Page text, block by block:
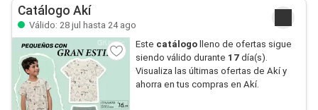
Catálogo Akí
Válido: 28 jul hasta 24 ago
Este catálogo lleno de ofertas sigue
siendo válido durante 17día(s).
Visualiza las últimas ofertas de Akí y
ahorra en tus compras en Akí.